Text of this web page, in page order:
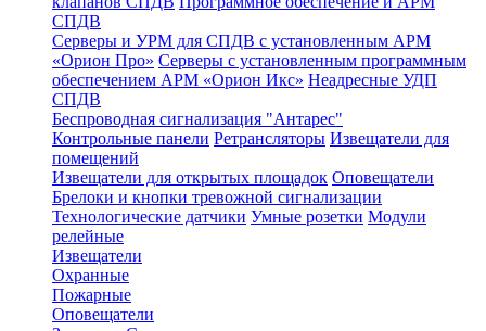
СПДВ
Серверы и УРМ для СПДВ с установленным АРМ
«Орион Про» Серверы с установленным программным
обеспечением АРМ «Орион Икс» Неадресные УДП
СПДВ
Беспроводная сигнализация "Антарес"
Контрольные панели Ретрансляторы Извещатели для
помещений
Извещатели для открытых площадок Оповещатели
Брелоки и кнопки тревожной сигнализации
Технологические датчики Умные розетки Модули
релейные
Извещатели
Охранные
Пожарные
Оповещатели